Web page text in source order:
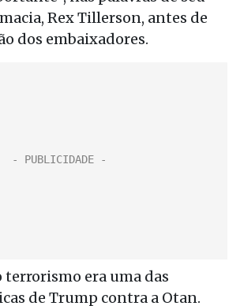
Rex Tillerson, antes de
dos embaixadores.
era uma das
de Trump contra a Otan.